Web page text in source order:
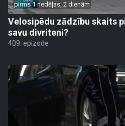
pirms 1 nedēļas, 2 dienām
Velosipēdu zādzību skaits
savu divriteni?
409. epizode